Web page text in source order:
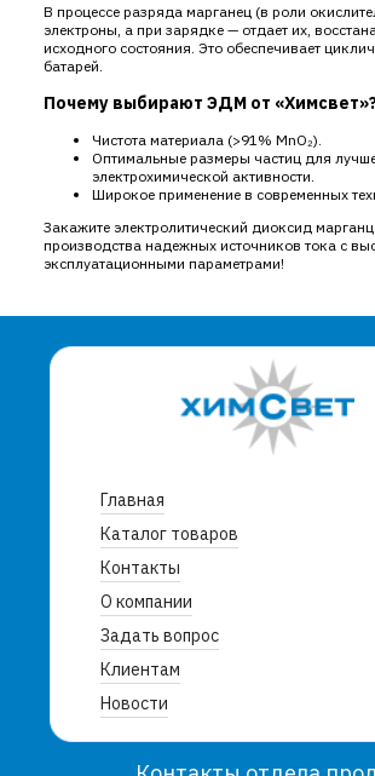
В процессе разряда марганец (в роли
электроны, а при зарядке — отдает их,
исходного состояния. Это обеспечивает
батарей.
Почему выбирают ЭДМ от
Чистота материала (>91% MnO₂).
Оптимальные размеры частиц для
электрохимической активности.
Широкое применение в современных
Закажите электролитический диоксид
производства надежных источников тока с
эксплуатационными параметрами!
Главная
Каталог товаров
Контакты
О компании
Задать вопрос
Клиентам
Новости